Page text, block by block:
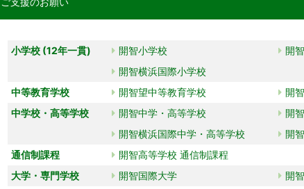
ご支援のお願い
小学校 (12年一貫) 開智小学校 開
開智横浜国際小学校
中等教育学校
開智望中等教育学校
開
中学校・高等学校
開智中学・高等学校 開
開智横浜国際中学・高等学校
開
通信制課程
開智高等学校 通信制課程
大学・専門学校
開智国際大学 開